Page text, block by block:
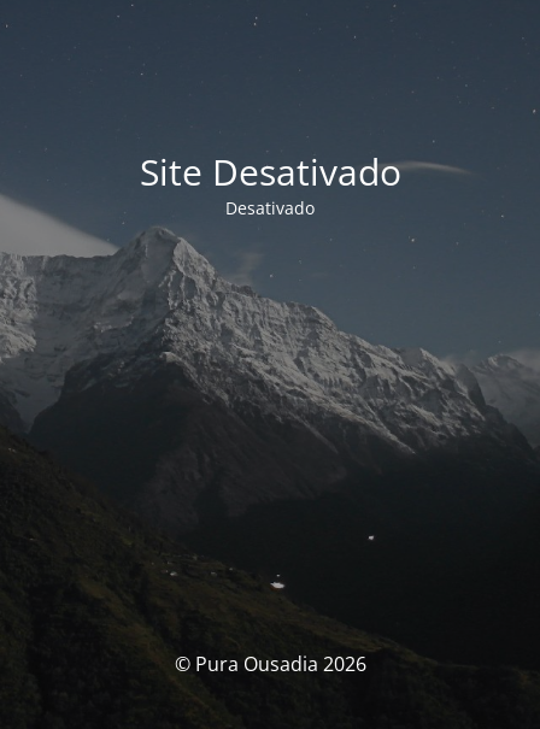
Site Desativado
Desativado
© Pura Ousadia 2026